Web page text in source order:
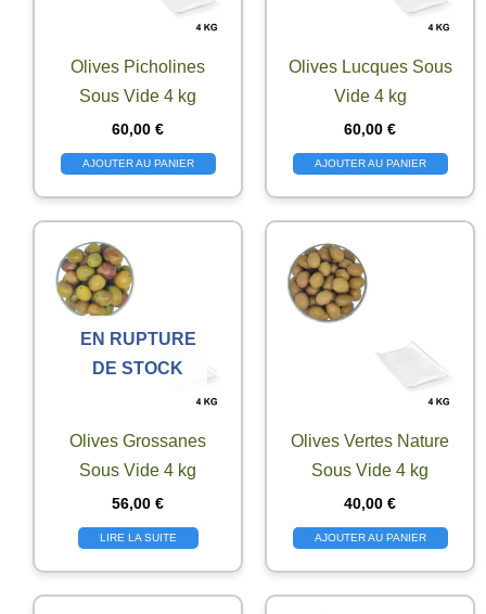
Olives Picholines
Sous Vide 4 kg
60,00 €
AJOUTER AU PANIER
Olives Lucques Sous
Vide 4 kg
60,00 €
AJOUTER AU PANIER
EN RUPTURE
DE STOCK
Olives Grossanes
Sous Vide 4 kg
56,00 €
LIRE LA SUITE
Olives Vertes Nature
Sous Vide 4 kg
40,00 €
AJOUTER AU PANIER